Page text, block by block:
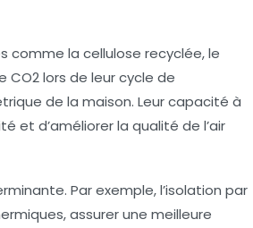
comme la cellulose recyclée, le
lors de leur cycle de
de la maison. Leur capacité à
et d’améliorer la qualité de l’air
Par exemple, l’isolation par
assurer une meilleure